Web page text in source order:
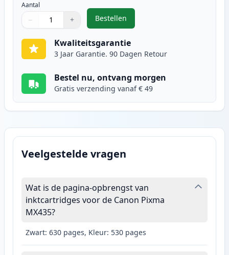
Aantal
Gebruik de knoppen om aan te passen
− +
1
Bestellen
,Canon CL-541XL inktcartridge
Kwaliteitsgarantie
3 Jaar Garantie. 90 Dagen Retour
Bestel nu, ontvang morgen
Gratis verzending vanaf € 49
Veelgestelde vragen
Wat is de pagina-opbrengst van
inktcartridges voor de Canon Pixma
MX435?
Zwart: 630 pages, Kleur: 530 pages